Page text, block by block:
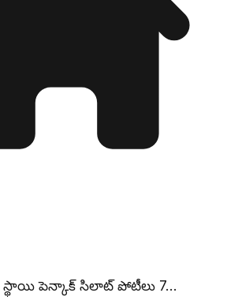
స్థాయి పెన్కాక్ సిలాట్ పోటీలు 7…